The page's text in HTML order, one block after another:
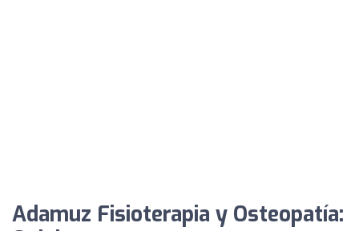
Adamuz Fisioterapia y Osteopatía: